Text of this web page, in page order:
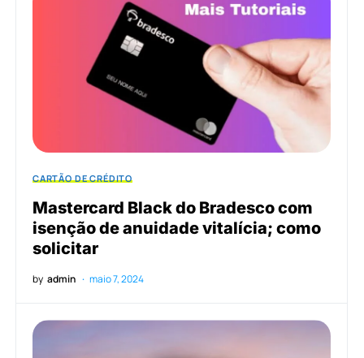
CARTÃO DE CRÉDITO
Mastercard Black do Bradesco com
isenção de anuidade vitalícia; como
solicitar
by admin maio 7, 2024